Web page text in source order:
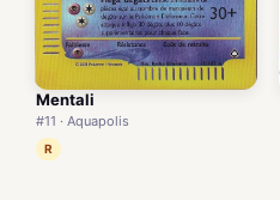
Mentali
#11 · Aquapolis
R